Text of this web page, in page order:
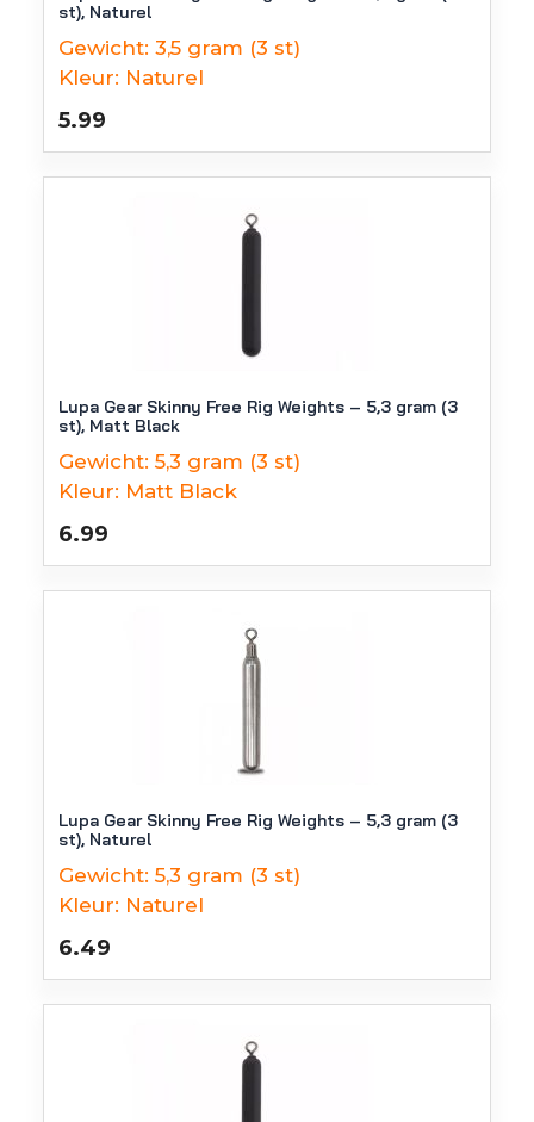
st), Naturel
Gewicht: 3,5 gram (3 st)
Kleur: Naturel
5.99
Lupa Gear Skinny Free Rig Weights – 5,3 gram (3
st), Matt Black
Gewicht: 5,3 gram (3 st)
Kleur: Matt Black
6.99
Lupa Gear Skinny Free Rig Weights – 5,3 gram (3
st), Naturel
Gewicht: 5,3 gram (3 st)
Kleur: Naturel
6.49